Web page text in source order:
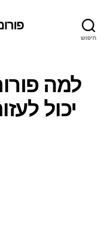
חיפוש
למה
יכול